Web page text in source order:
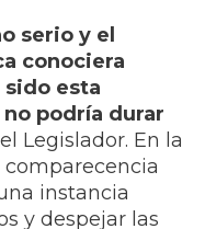
serio y el
conociera
esta
podría durar
Legislador. En la
instancia
y despejar las